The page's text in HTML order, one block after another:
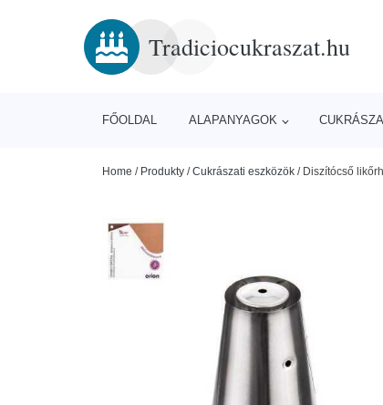
Tradiciocukraszat.hu
FŐOLDAL ALAPANYAGOK
Home / Produkty /Cukrászati eszközök / Diszítócső